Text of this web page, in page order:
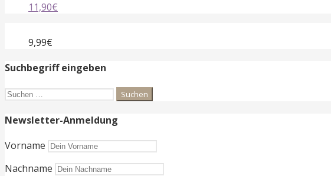
11,90€
9,99€
Suchbegriff eingeben
Suchen
Newsletter-Anmeldung
Vorname
Nachname